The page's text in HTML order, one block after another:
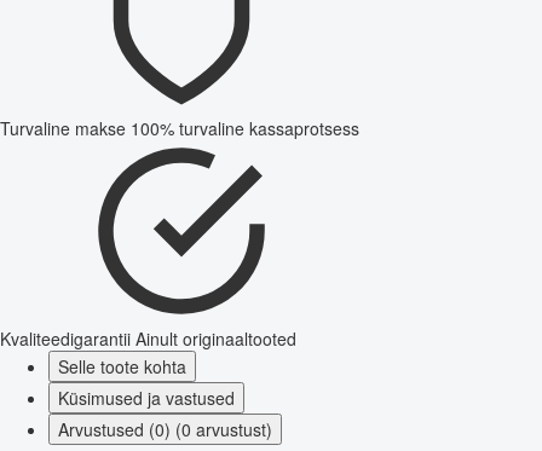
Turvaline makse 100% turvaline kassaprotsess
Kvaliteedigarantii Ainult originaaltooted
Selle toote kohta
Küsimused ja vastused
Arvustused (0) (0 arvustust)